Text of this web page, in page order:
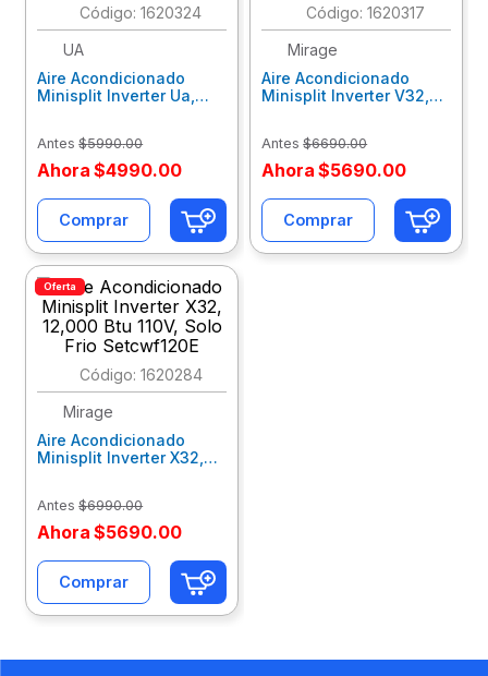
: 1620324
UA
Aire Acondicionado
Minisplit Inverter Ua,
Antes $5990.00
Ahora $4990.00
Comprar
: 1620317
Mirage
Aire Acondicionado
Minisplit Inverter V32,
Antes $6690.00
Ahora $5690.00
Comprar
Oferta
: 1620284
Mirage
Aire Acondicionado
Minisplit Inverter X32,
Antes $6990.00
Ahora $5690.00
Comprar
10. escritorio